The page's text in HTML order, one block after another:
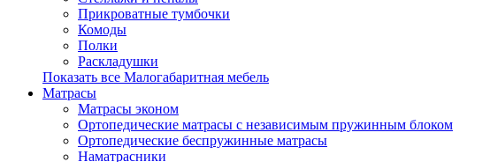
Прикроватные тумбочки
Комоды
Полки
Раскладушки
Показать все Малогабаритная мебель
Матрасы
Матрасы эконом
Ортопедические матрасы с независимым пружинным блоком
Ортопедические беспружинные матрасы
Наматрасники